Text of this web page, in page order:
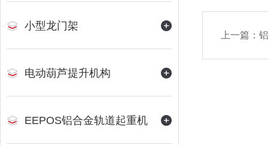
小型龙门架
电动葫芦提升机构
EEPOS铝合金轨道起重机
上一篇：